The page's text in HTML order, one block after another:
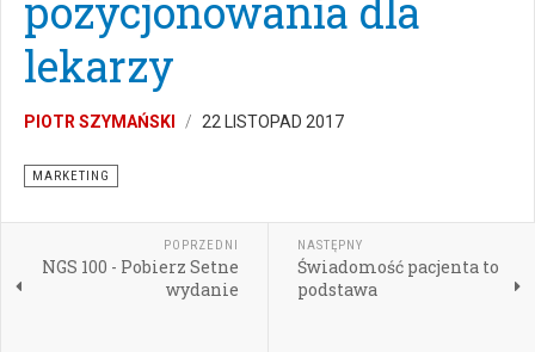
pozycjonowania dla
lekarzy
PIOTR SZYMAŃSKI 22 LISTOPAD 2017
MARKETING
POPRZEDNI
NGS 100 - Pobierz Setne
wydanie
NASTĘPNY
Świadomość pacjenta to
podstawa